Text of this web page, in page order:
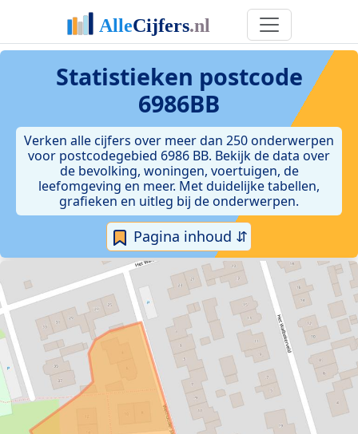
Statistieken postcode
6986BB
Verken alle cijfers over meer dan 250 onderwerpen
voor postcodegebied 6986 BB. Bekijk de data over
de bevolking, woningen, voertuigen, de
leefomgeving en meer. Met duidelijke tabellen,
grafieken en uitleg bij de onderwerpen.
Pagina inhoud ⇵